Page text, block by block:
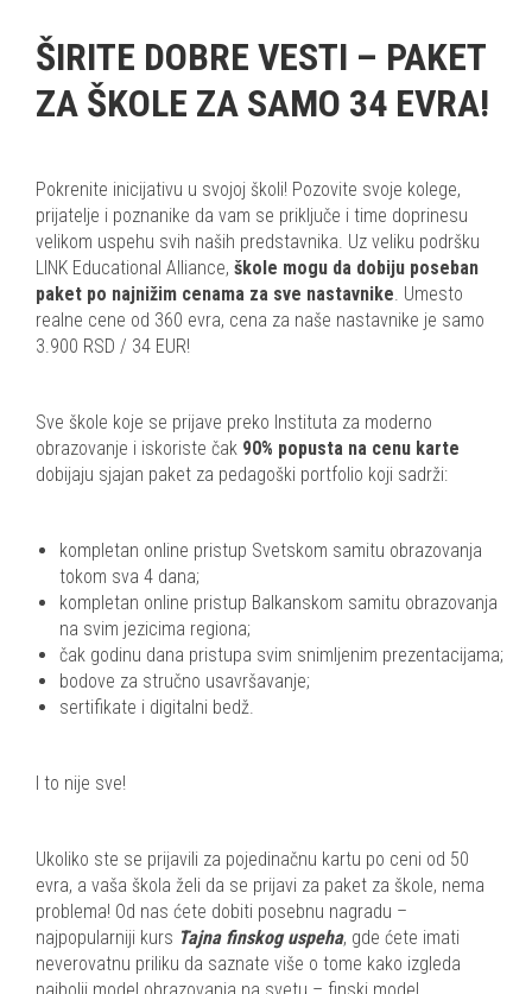
ŠIRITE DOBRE VESTI – PAKET
ZA ŠKOLE ZA SAMO 34 EVRA!
Pokrenite inicijativu u svojoj školi! Pozovite svoje kolege,
prijatelje i poznanike da vam se priključe i time doprinesu
velikom uspehu svih naših predstavnika. Uz veliku podršku
LINK Educational Alliance, škole mogu da dobiju poseban
paket po najnižim cenama za sve nastavnike. Umesto
realne cene od 360 evra, cena za naše nastavnike je samo
3.900 RSD / 34 EUR!
Sve škole koje se prijave preko Instituta za moderno
obrazovanje i iskoriste čak 90% popusta na cenu karte
dobijaju sjajan paket za pedagoški portfolio koji sadrži:
kompletan online pristup Svetskom samitu obrazovanja
tokom sva 4 dana;
kompletan online pristup Balkanskom samitu obrazovanja
na svim jezicima regiona;
čak godinu dana pristupa svim snimljenim prezentacijama;
bodove za stručno usavršavanje;
sertifikate i digitalni bedž.
I to nije sve!
Ukoliko ste se prijavili za pojedinačnu kartu po ceni od 50
evra, a vaša škola želi da se prijavi za paket za škole, nema
problema! Od nas ćete dobiti posebnu nagradu –
najpopularniji kurs Tajna finskog uspeha, gde ćete imati
neverovatnu priliku da saznate više o tome kako izgleda